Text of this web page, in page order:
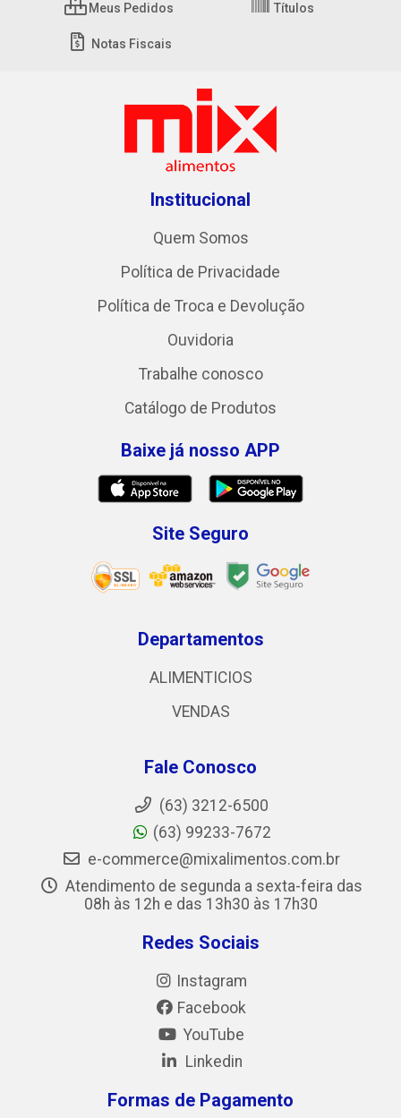
Meus Pedidos Títulos
Notas Fiscais
Institucional
Quem Somos
Política de Privacidade
Política de Troca e Devolução
Ouvidoria
Trabalhe conosco
Catálogo de Produtos
Baixe já nosso APP
Site Seguro
Departamentos
ALIMENTICIOS
VENDAS
Fale Conosco
(63) 3212-6500
(63) 99233-7672
e-commerce@mixalimentos.com.br
Atendimento de segunda a sexta-feira das
08h às 12h e das 13h30 às 17h30
Redes Sociais
Instagram
Facebook
YouTube
Linkedin
Formas de Pagamento